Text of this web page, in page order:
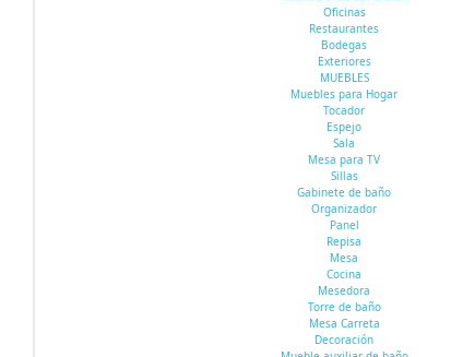
Oficinas
Restaurantes
Bodegas
Exteriores
MUEBLES
Muebles para Hogar
Tocador
Espejo
Sala
Mesa para TV
Sillas
Gabinete de baño
Organizador
Panel
Repisa
Mesa
Cocina
Mesedora
Torre de baño
Mesa Carreta
Decoración